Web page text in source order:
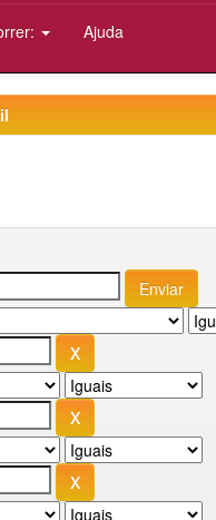
Ajuda